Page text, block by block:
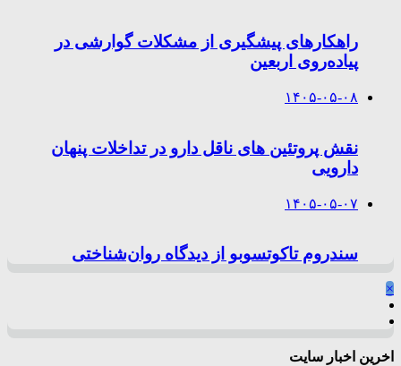
راهکارهای پیشگیری از مشکلات گوارشی در
پیاده‌روی اربعین
۱۴۰۵-۰۵-۰۸
نقش پروتئین های ناقل دارو در تداخلات پنهان
دارویی
۱۴۰۵-۰۵-۰۷
سندروم تاکوتسوبو از دیدگاه روان‌شناختی
×
اخرین اخبار سایت